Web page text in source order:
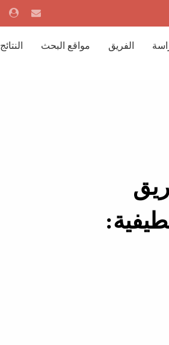
الفريق مواقع البحث النتائج